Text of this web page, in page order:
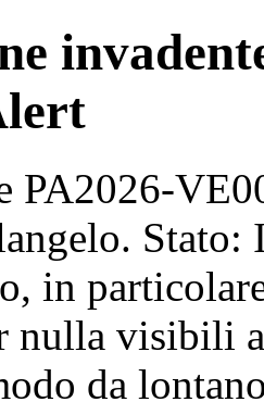
PA2026-
Stato:
in
nulla visibili
da